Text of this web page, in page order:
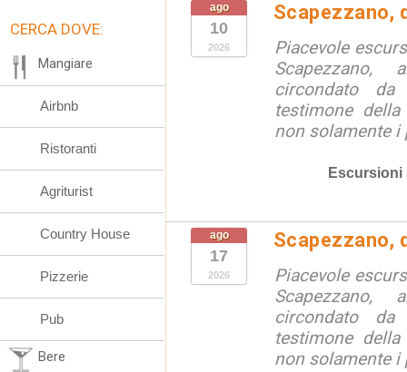
ago
10
2026
Scapezzano,
Piacevole
Scapezzano,
circondato
testimone
non solamente i
Escursioni
ago
17
2026
Scapezzano,
Piacevole
Scapezzano,
circondato
testimone
non solamente i
CERCA DOVE:
Mangiare
Airbnb
Ristoranti
Agriturist
Country House
Pizzerie
Pub
Bere